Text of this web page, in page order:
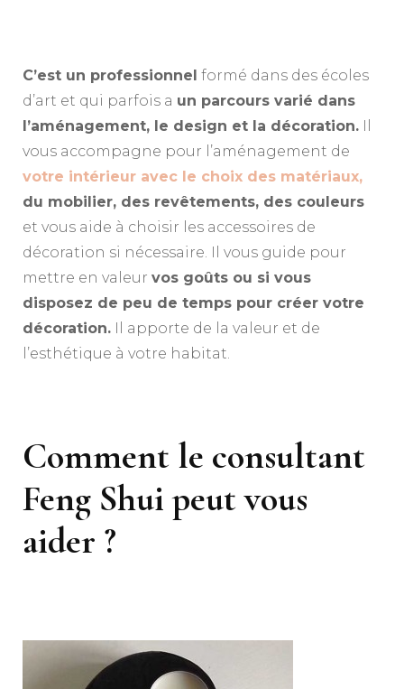
C’est un professionnel formé dans des écoles
d’art et qui parfois a un parcours varié dans
l’aménagement, le design et la décoration.
vous accompagne pour l’aménagement de
votre intérieur avec le choix des matériaux,
du mobilier, des revêtements, des couleurs
et vous aide à choisir les accessoires de
décoration si nécessaire. Il vous guide pour
mettre en valeur vos goûts ou si vous
disposez de peu de temps pour créer votre
décoration. Il apporte de la valeur et de
l’esthétique à votre habitat.
Comment le consultant
Feng Shui peut vous
aider ?